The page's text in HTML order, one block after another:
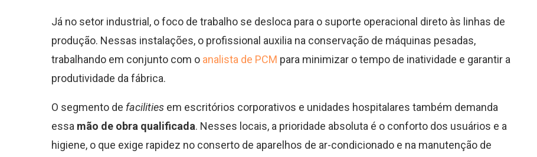
Já no setor industrial, o foco de trabalho se desloca para o suporte operacional direto às linhas de
produção. Nessas instalações, o profissional auxilia na conservação de máquinas pesadas,
trabalhando em conjunto com o analista de PCM para minimizar o tempo de inatividade e garantir a
produtividade da fábrica.
O segmento de facilities em escritórios corporativos e unidades hospitalares também demanda
essa mão de obra qualificada. Nesses locais, a prioridade absoluta é o conforto dos usuários e a
higiene, o que exige rapidez no conserto de aparelhos de ar-condicionado e na manutenção de